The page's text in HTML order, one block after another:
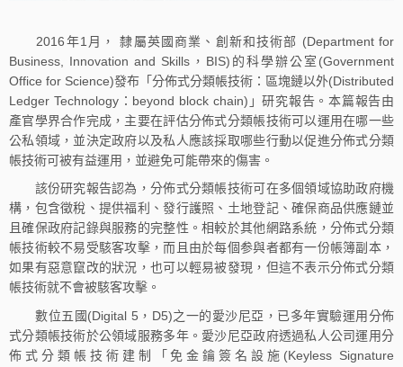
2016年1月， 隸屬英國商業、創新和技術部 (Department for
Business, Innovation and Skills，BIS)的科學辦公室(Government
Office for Science)發布「分佈式分類帳技術：區塊鏈以外(Distributed
Ledger Technology：beyond block chain)」研究報告。本篇報告由
產官學界合作完成，主要在評估分佈式分類帳技術可以運用在哪一些
公私領域，並決定政府以及私人應該採取哪些行動以促進分佈式分類
帳技術可被有益運用，並避免可能帶來的傷害。
該份研究報告認為，分佈式分類帳技術可在多個領域協助政府機
構，包含徵稅、提供福利、發行護照、土地登記、確保商品供應鏈並
且確保政府記錄與服務的完整性。相較於其他網路系統，分佈式分類
帳技術較不易受駭客攻擊，而且由於每個参與者都有一份帳簿副本，
如果有惡意竄改的狀況，也可以輕易被發現，但這不表示分佈式分類
帳技術就不會被駭客攻擊。
數位五國(Digital 5，D5)之一的愛沙尼亞，已多年實驗運用分佈
式分類帳技術於公領域服務多年。愛沙尼亞政府透過私人公司運用分
佈式分類帳技術建制「免金鑰簽名設施(Keyless Signature